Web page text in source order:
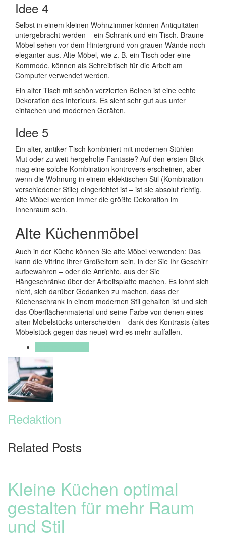
Idee 4
Selbst in einem kleinen Wohnzimmer können Antiquitäten
untergebracht werden – ein Schrank und ein Tisch. Braune
Möbel sehen vor dem Hintergrund von grauen Wände noch
eleganter aus. Alte Möbel, wie z. B. ein Tisch oder eine
Kommode, können als Schreibtisch für die Arbeit am
Computer verwendet werden.
Ein alter Tisch mit schön verzierten Beinen ist eine echte
Dekoration des Interieurs. Es sieht sehr gut aus unter
einfachen und modernen Geräten.
Idee 5
Ein alter, antiker Tisch kombiniert mit modernen Stühlen –
Mut oder zu weit hergeholte Fantasie? Auf den ersten Blick
mag eine solche Kombination kontrovers erscheinen, aber
wenn die Wohnung in einem eklektischen Stil (Kombination
verschiedener Stile) eingerichtet ist – ist sie absolut richtig.
Alte Möbel werden immer die größte Dekoration im
Innenraum sein.
Alte Küchenmöbel
Auch in der Küche können Sie alte Möbel verwenden: Das
kann die Vitrine Ihrer Großeltern sein, in der Sie Ihr Geschirr
aufbewahren – oder die Anrichte, aus der Sie
Hängeschränke über der Arbeitsplatte machen. Es lohnt sich
nicht, sich darüber Gedanken zu machen, dass der
Küchenschrank in einem modernen Stil gehalten ist und sich
das Oberflächenmaterial und seine Farbe von denen eines
alten Möbelstücks unterscheiden – dank des Kontrasts (altes
Möbelstück gegen das neue) wird es mehr auffallen.
Redaktion
Related Posts
Kleine Küchen optimal
gestalten für mehr Raum
und Stil